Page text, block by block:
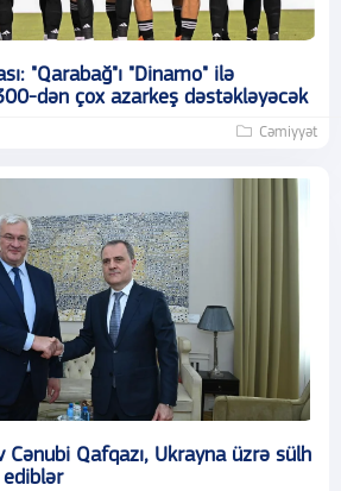
"Qarabağ"ı "Dinamo" ilə
dən çox azarkeş dəstəkləyəcək
Cəmiyyət
Cənubi Qafqazı, Ukrayna üzrə sülh